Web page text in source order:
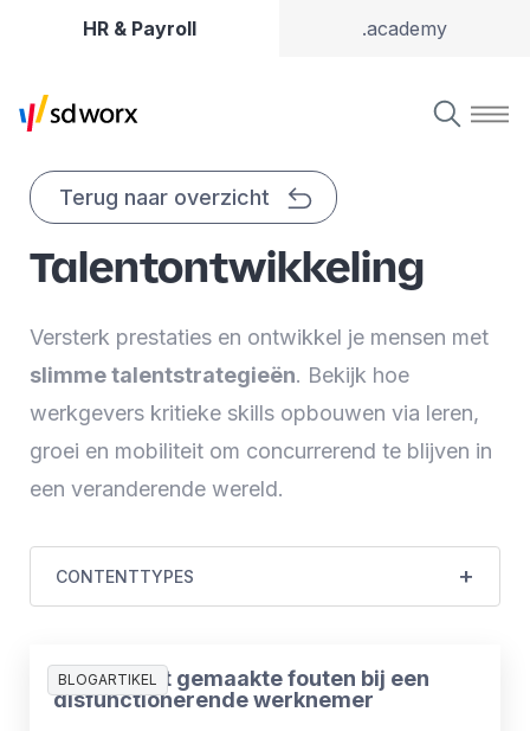
HR & Payroll .academy
Terug naar overzicht
Talentontwikkeling
Versterk prestaties en ontwikkel je mensen met
slimme talentstrategieën. Bekijk hoe
werkgevers kritieke skills opbouwen via leren,
groei en mobiliteit om concurrerend te blijven in
een veranderende wereld.
CONTENTTYPES
BLOGARTIKEL
De 3 meest gemaakte fouten bij een
disfunctionerende werknemer